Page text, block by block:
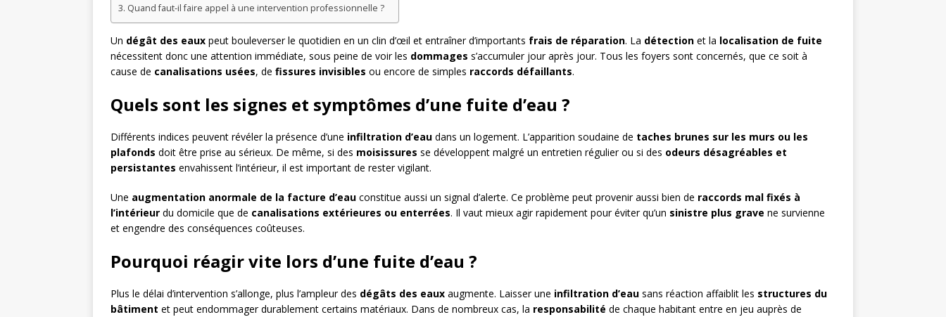
Quand faut-il faire appel à une intervention professionnelle ?
Un dégât des eaux peut bouleverser le quotidien en un clin d’œil et entraîner d’importants frais de réparation. La détection et la localisation de fuite
nécessitent donc une attention immédiate, sous peine de voir les dommages s’accumuler jour après jour. Tous les foyers sont concernés, que ce soit à
cause de canalisations usées, de fissures invisibles ou encore de simples raccords défaillants.
Quels sont les signes et symptômes d’une fuite d’eau ?
Différents indices peuvent révéler la présence d’une infiltration d’eau dans un logement. L’apparition soudaine de taches brunes sur les murs ou les
plafonds doit être prise au sérieux. De même, si des moisissures se développent malgré un entretien régulier ou si des odeurs désagréables et
persistantes envahissent l’intérieur, il est important de rester vigilant.
Une augmentation anormale de la facture d’eau constitue aussi un signal d’alerte. Ce problème peut provenir aussi bien de raccords mal fixés à
l’intérieur du domicile que de canalisations extérieures ou enterrées. Il vaut mieux agir rapidement pour éviter qu’un sinistre plus grave ne survienne
et engendre des conséquences coûteuses.
Pourquoi réagir vite lors d’une fuite d’eau ?
Plus le délai d’intervention s’allonge, plus l’ampleur des dégâts des eaux augmente. Laisser une infiltration d’eau sans réaction affaiblit les structures du
bâtiment et peut endommager durablement certains matériaux. Dans de nombreux cas, la responsabilité de chaque habitant entre en jeu auprès de